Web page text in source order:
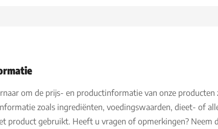
om de prijs- en productinformatie van onze
zoals ingrediënten, voedingswaarden, dieet- of
product gebruikt. Heeft u vragen of opmerkingen? Neem